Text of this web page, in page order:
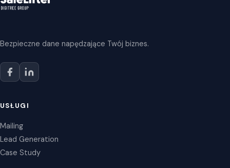
Bezpieczne dane napędzające Twój biznes.
USŁUGI
Mailing
Lead Generation
Case Study